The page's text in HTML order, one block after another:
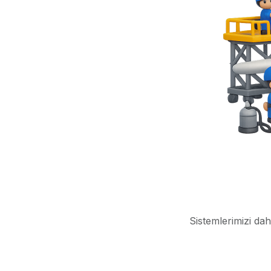
Sistemlerimizi